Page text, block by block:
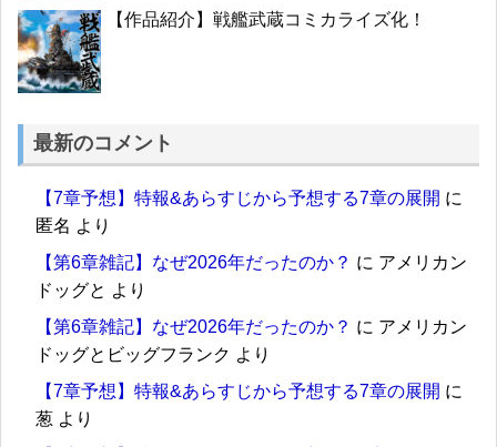
【作品紹介】戦艦武蔵コミカライズ化！
最新のコメント
【7章予想】特報&あらすじから予想する7章の展開 に
匿名 より
【第6章雑記】なぜ2026年だったのか？ に アメリカン
ドッグと より
【第6章雑記】なぜ2026年だったのか？ に アメリカン
ドッグとビッグフランク より
【7章予想】特報&あらすじから予想する7章の展開 に
葱 より